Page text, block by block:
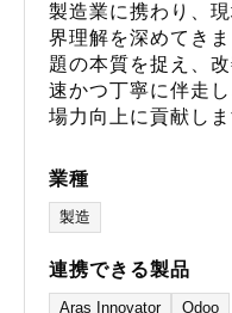
製造業に携わり、
界理解を深めてき
題の本質を捉え、
速かつ丁寧に伴走
場力向上に貢献しま
業種
製造
連携できる製品
Aras Innovator Odoo